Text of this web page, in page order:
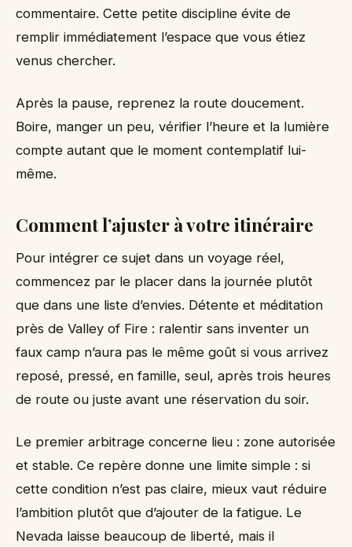
commentaire. Cette petite discipline évite de
remplir immédiatement l’espace que vous étiez
venus chercher.
Après la pause, reprenez la route doucement.
Boire, manger un peu, vérifier l’heure et la lumière
compte autant que le moment contemplatif lui-
même.
Comment l’ajuster à votre itinéraire
Pour intégrer ce sujet dans un voyage réel,
commencez par le placer dans la journée plutôt
que dans une liste d’envies. Détente et méditation
près de Valley of Fire : ralentir sans inventer un
faux camp n’aura pas le même goût si vous arrivez
reposé, pressé, en famille, seul, après trois heures
de route ou juste avant une réservation du soir.
Le premier arbitrage concerne lieu : zone autorisée
et stable. Ce repère donne une limite simple : si
cette condition n’est pas claire, mieux vaut réduire
l’ambition plutôt que d’ajouter de la fatigue. Le
Nevada laisse beaucoup de liberté, mais il